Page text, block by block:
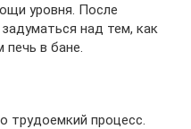
уровня. После
над тем, как
в бане.
трудоемкий процесс.